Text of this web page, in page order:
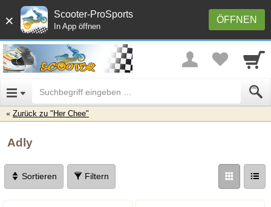
× ÖFFNEN
Scooter-ProSports
In App öffnen
Zurück zu "Her Chee"
Adly
Sortieren Filtern